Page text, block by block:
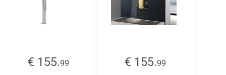
€ 155.99
€ 155.99